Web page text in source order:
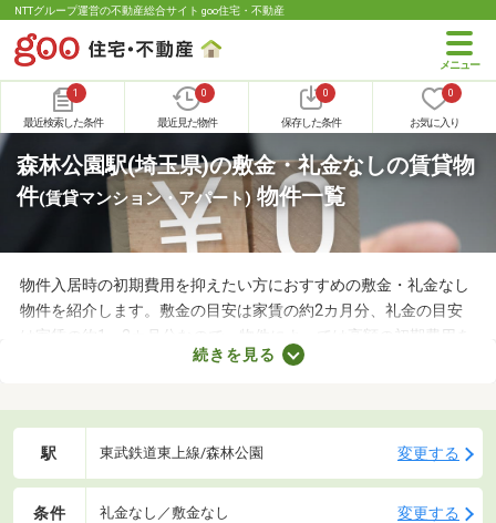
NTTグループ運営の不動産総合サイト goo住宅・不動産
1
最近検索した条件
0
最近見た物件
0
保存した条件
0
お気に入り
森林公園駅(埼玉県)の敷金・礼金なしの賃貸物
件(賃貸マンション・アパート)物件一覧
物件入居時の初期費用を抑えたい方におすすめの敷金・礼金なし
物件を紹介します。敷金の目安は家賃の約2カ月分、礼金の目安
は家賃の約1～2カ月分なので、物件によっては高額の初期費用を
用意しなければなりません。新生活に必要な家具や家電、インテ
部屋を見つけましょう。
続きを見る
駅 東武鉄道東上線/森林公園 変更する
条件 礼金なし／敷金なし 変更する